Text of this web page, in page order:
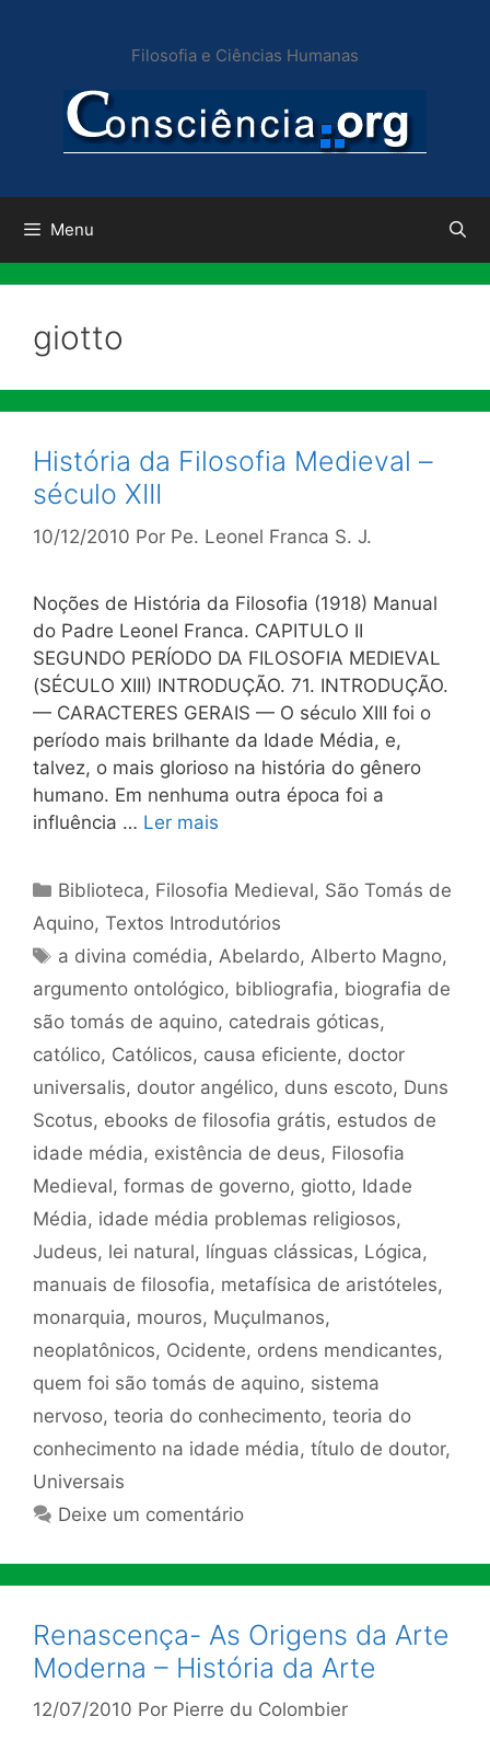
conteúdo
Filosofia e Ciências Humanas
Menu
giotto
História da Filosofia Medieval –
século XIII
10/12/2010 Por Pe. Leonel Franca S. J.
Noções de História da Filosofia (1918) Manual
do Padre Leonel Franca. CAPITULO II
SEGUNDO PERÍODO DA FILOSOFIA MEDIEVAL
(SÉCULO XIII) INTRODUÇÃO. 71. INTRODUÇÃO.
— CARACTERES GERAIS — O século XIII foi o
período mais brilhante da Idade Média, e,
talvez, o mais glorioso na história do gênero
humano. Em nenhuma outra época foi a
influência … Ler mais
Categorias
Biblioteca, Filosofia Medieval, São Tomás de
Aquino, Textos Introdutórios
Tags
a divina comédia, Abelardo, Alberto Magno,
argumento ontológico, bibliografia, biografia de
são tomás de aquino, catedrais góticas,
católico, Católicos, causa eficiente, doctor
universalis, doutor angélico, duns escoto, Duns
Scotus, ebooks de filosofia grátis, estudos de
idade média, existência de deus, Filosofia
Medieval, formas de governo, giotto, Idade
Média, idade média problemas religiosos,
Judeus, lei natural, línguas clássicas, Lógica,
manuais de filosofia, metafísica de aristóteles,
monarquia, mouros, Muçulmanos,
neoplatônicos, Ocidente, ordens mendicantes,
quem foi são tomás de aquino, sistema
nervoso, teoria do conhecimento, teoria do
conhecimento na idade média, título de doutor,
Universais
Deixe um comentário
Renascença- As Origens da Arte
Moderna – História da Arte
12/07/2010 Por Pierre du Colombier